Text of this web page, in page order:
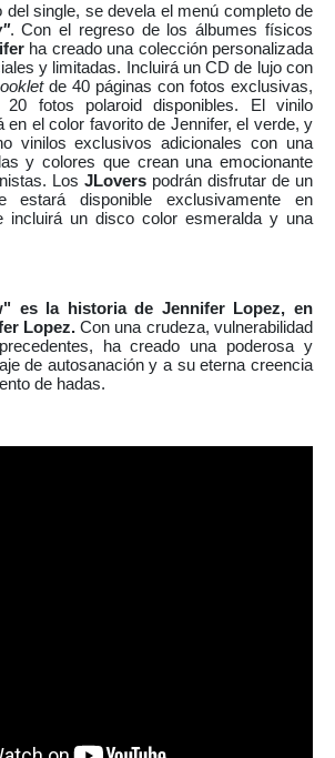
del single, se devela el menú completo de
. Con el regreso de los álbumes físicos
ha creado una colección personalizada
y limitadas. Incluirá un CD de lujo con
de 40 páginas con fotos exclusivas,
fotos polaroid disponibles. El vinilo
en el color favorito de Jennifer, el verde, y
vinilos exclusivos adicionales con una
y colores que crean una emocionante
Los JLovers podrán disfrutar de un
estará disponible exclusivamente en
incluirá un disco color esmeralda y una
es la historia de Jennifer Lopez, en
Lopez.Con una crudeza, vulnerabilidad
ha creado una poderosa y
de autosanación y a su eterna creencia
de hadas.